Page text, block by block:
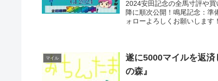
2024安田記念の全馬寸評や
降に順次公開！鳴尾記念：
ォローよろしくお願いしま
マイル
遂に5000マイルを返
の森』